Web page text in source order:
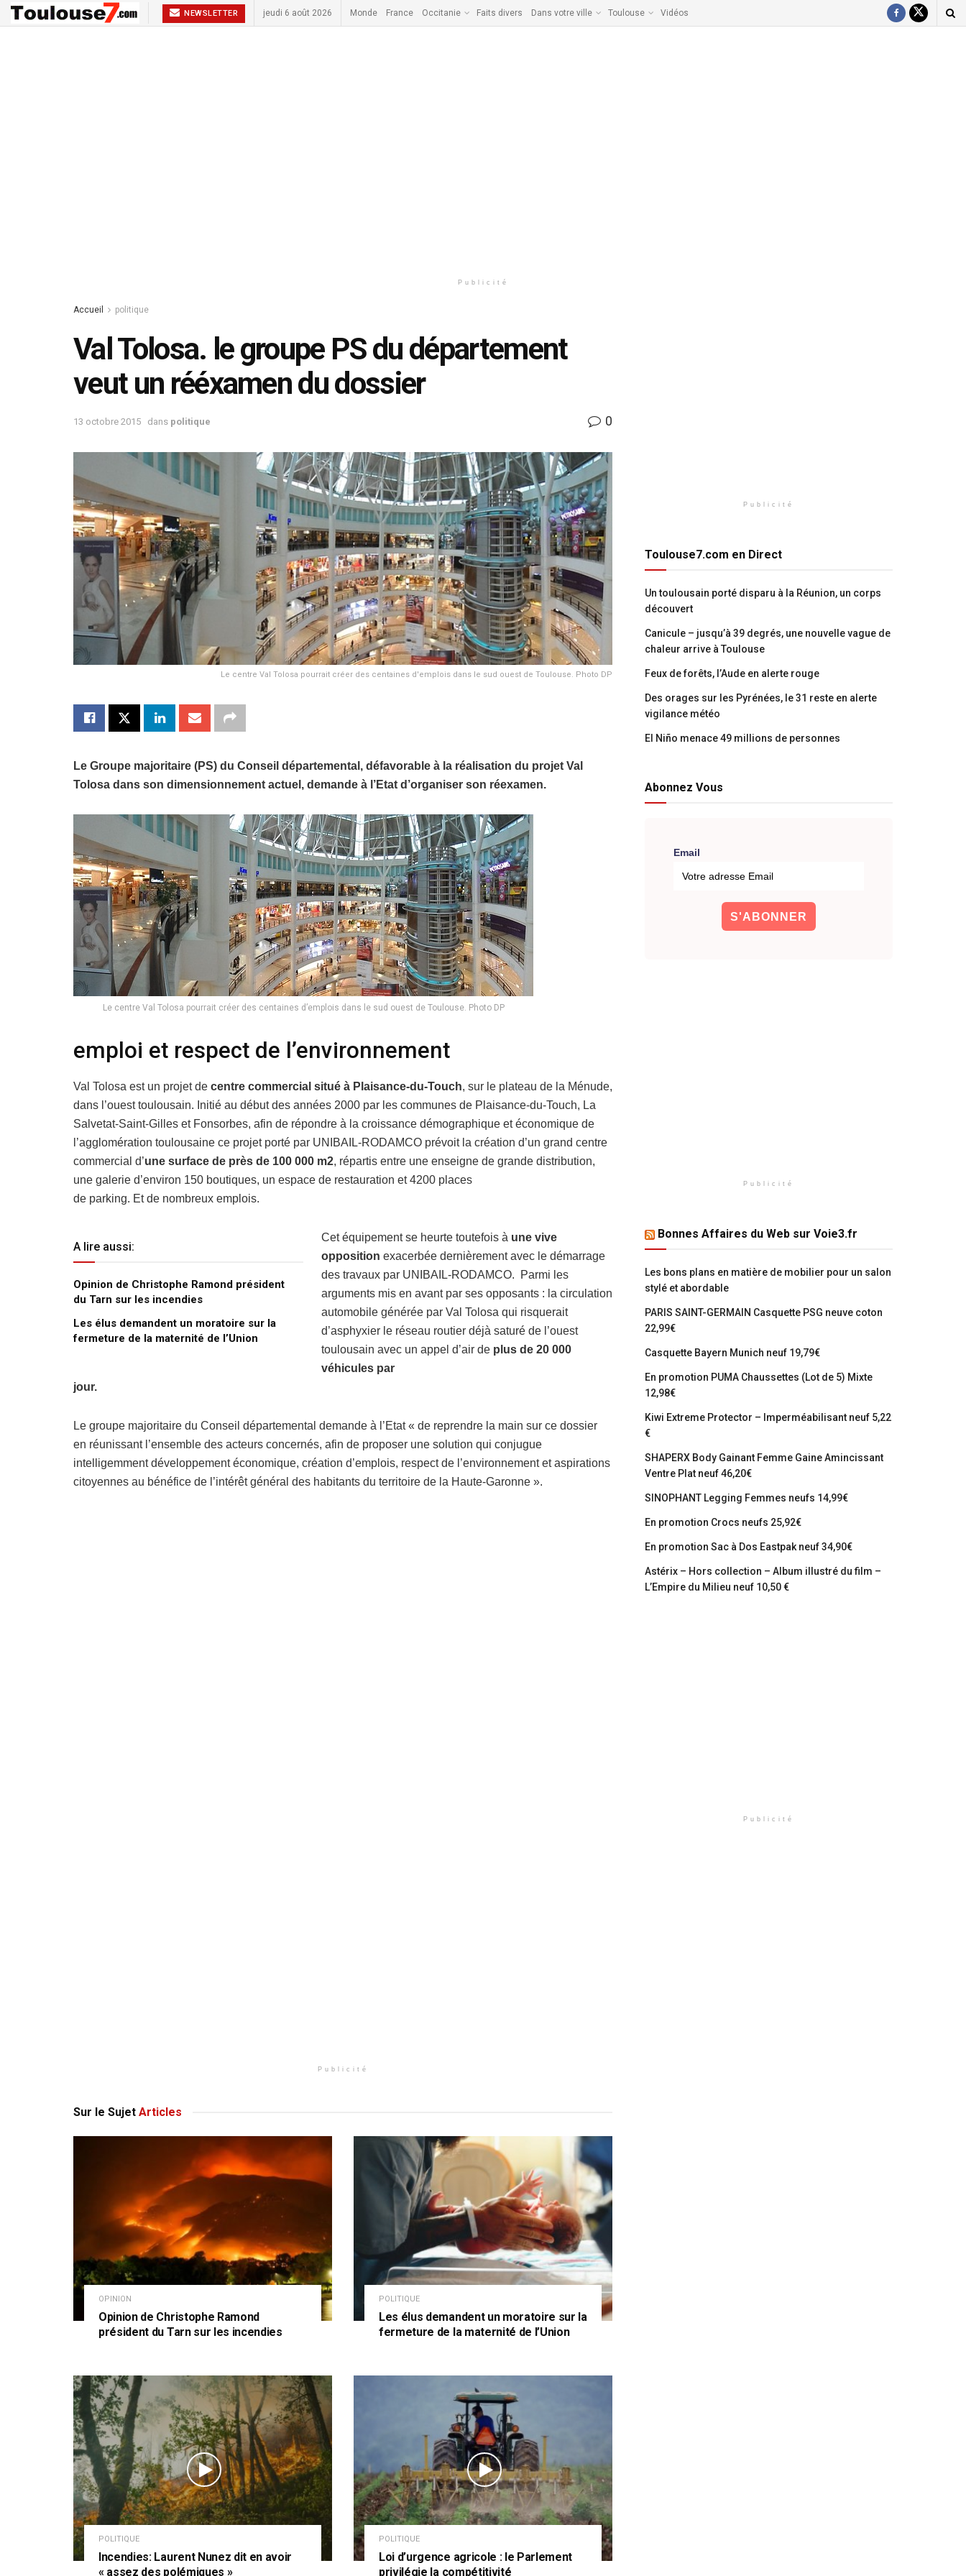
NEWSLETTER jeudi 6 août 2026 Monde France Occitanie Faits divers Dans votre ville Toulouse Vidéos
Publicité
Accueil politique
Val Tolosa. le groupe PS du département
veut un rééxamen du dossier
13 octobre 2015 dans politique 0
Le centre Val Tolosa pourrait créer des centaines d'emplois dans le sud ouest de Toulouse. Photo DP
Le Groupe majoritaire (PS) du Conseil départemental, défavorable à la réalisation du projet Val
Tolosa dans son dimensionnement actuel, demande à l’Etat d’organiser son réexamen.
Le centre Val Tolosa pourrait créer des centaines d’emplois dans le sud ouest de Toulouse. Photo DP
emploi et respect de l’environnement
Val Tolosa est un projet de centre commercial situé à Plaisance-du-Touch, sur le plateau de la Ménude,
dans l’ouest toulousain. Initié au début des années 2000 par les communes de Plaisance-du-Touch, La
Salvetat-Saint-Gilles et Fonsorbes, afin de répondre à la croissance démographique et économique de
l’agglomération toulousaine ce projet porté par UNIBAIL-RODAMCO prévoit la création d’un grand centre
commercial d’une surface de près de 100 000 m2, répartis entre une enseigne de grande distribution,
une galerie d’environ 150 boutiques, un espace de restauration et 4200 places
de parking. Et de nombreux emplois.
A lire aussi:
Opinion de Christophe Ramond président
du Tarn sur les incendies
Les élus demandent un moratoire sur la
fermeture de la maternité de l’Union
Cet équipement se heurte toutefois à une vive
opposition exacerbée dernièrement avec le démarrage
des travaux par UNIBAIL-RODAMCO. Parmi les
arguments mis en avant par ses opposants : la circulation
automobile générée par Val Tolosa qui risquerait
d’asphyxier le réseau routier déjà saturé de l’ouest
toulousain avec un appel d’air de plus de 20 000
véhicules par
jour.
Le groupe majoritaire du Conseil départemental demande à l’Etat « de reprendre la main sur ce dossier
en réunissant l’ensemble des acteurs concernés, afin de proposer une solution qui conjugue
intelligemment développement économique, création d’emplois, respect de l’environnement et aspirations
citoyennes au bénéfice de l’intérêt général des habitants du territoire de la Haute-Garonne ».
Publicité
Sur le Sujet Articles
OPINION
Opinion de Christophe Ramond
président du Tarn sur les incendies
POLITIQUE
Les élus demandent un moratoire sur la
fermeture de la maternité de l’Union
POLITIQUE
Incendies: Laurent Nunez dit en avoir
« assez des polémiques »
POLITIQUE
Loi d’urgence agricole : le Parlement
privilégie la compétitivité
Publicité
Toulouse7.com en Direct
Un toulousain porté disparu à la Réunion, un corps
découvert
Canicule – jusqu’à 39 degrés, une nouvelle vague de
chaleur arrive à Toulouse
Feux de forêts, l’Aude en alerte rouge
Des orages sur les Pyrénées, le 31 reste en alerte
vigilance météo
El Niño menace 49 millions de personnes
Abonnez Vous
Email
Publicité
Bonnes Affaires du Web sur Voie3.fr
Les bons plans en matière de mobilier pour un salon
stylé et abordable
PARIS SAINT-GERMAIN Casquette PSG neuve coton
22,99€
Casquette Bayern Munich neuf 19,79€
En promotion PUMA Chaussettes (Lot de 5) Mixte
12,98€
Kiwi Extreme Protector – Imperméabilisant neuf 5,22
€
SHAPERX Body Gainant Femme Gaine Amincissant
Ventre Plat neuf 46,20€
SINOPHANT Legging Femmes neufs 14,99€
En promotion Crocs neufs 25,92€
En promotion Sac à Dos Eastpak neuf 34,90€
Astérix – Hors collection – Album illustré du film –
L’Empire du Milieu neuf 10,50 €
Publicité